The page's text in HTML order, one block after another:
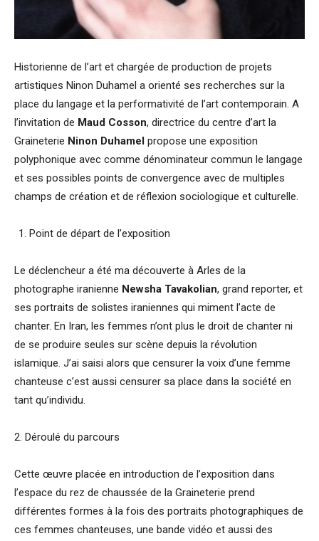
Historienne de l’art et chargée de production de projets
artistiques Ninon Duhamel a orienté ses recherches sur la
place du langage et la performativité de l’art contemporain. A
l’invitation de Maud Cosson, directrice du centre d’art la
Graineterie Ninon Duhamel propose une exposition
polyphonique avec comme dénominateur commun le langage
et ses possibles points de convergence avec de multiples
champs de création et de réflexion sociologique et culturelle.
Point de départ de l’exposition
Le déclencheur a été ma découverte à Arles de la
photographe iranienne Newsha Tavakolian, grand reporter, et
ses portraits de solistes iraniennes qui miment l’acte de
chanter. En Iran, les femmes n’ont plus le droit de chanter ni
de se produire seules sur scène depuis la révolution
islamique. J’ai saisi alors que censurer la voix d’une femme
chanteuse c’est aussi censurer sa place dans la société en
tant qu’individu.
2. Déroulé du parcours
Cette œuvre placée en introduction de l’exposition dans
l’espace du rez de chaussée de la Graineterie prend
différentes formes à la fois des portraits photographiques de
ces femmes chanteuses, une bande vidéo et aussi des